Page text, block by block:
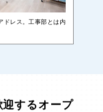
ドレス。工事部とは内
迎するオープ